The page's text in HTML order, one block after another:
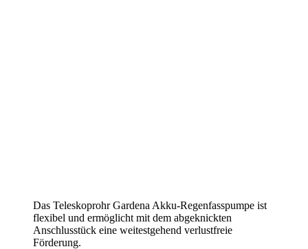
Das Teleskoprohr Gardena Akku-Regenfasspumpe ist
flexibel und ermöglicht mit dem abgeknickten
Anschlusstück eine weitestgehend verlustfreie
Förderung.